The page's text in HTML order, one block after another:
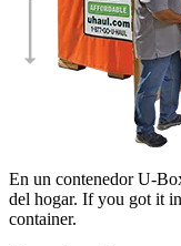
En un contenedor U-
del hogar. If you got it
container.